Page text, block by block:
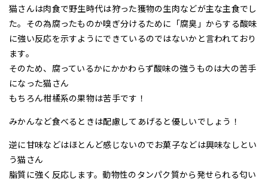
猫さんは肉食で野生時代は狩った獲物の生肉などが主な主食でし
た。その為腐ったものか嗅ぎ分けるために「腐臭」からする酸味
に強い反応を示すようにできているのではないかと言われており
ます。
そのため、腐っているかにかかわらず酸味の強うものは大の苦手
になった猫さん
もちろん柑橘系の果物は苦手です！
みかんなど食べるときは配慮してあげると優しいでしょう！
逆に甘味などはほとんど感じないのでお菓子などは興味なしとい
う猫さん
脂質に強く反応します。動物性のタンパク質から発せられる匂い